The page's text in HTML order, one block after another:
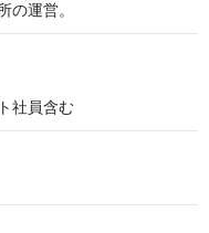
の運営。
社員含む